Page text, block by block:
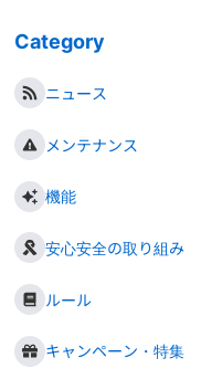
Category
ニュース
メンテナンス
機能
安心安全の取り組み
ルール
キャンペーン・特集